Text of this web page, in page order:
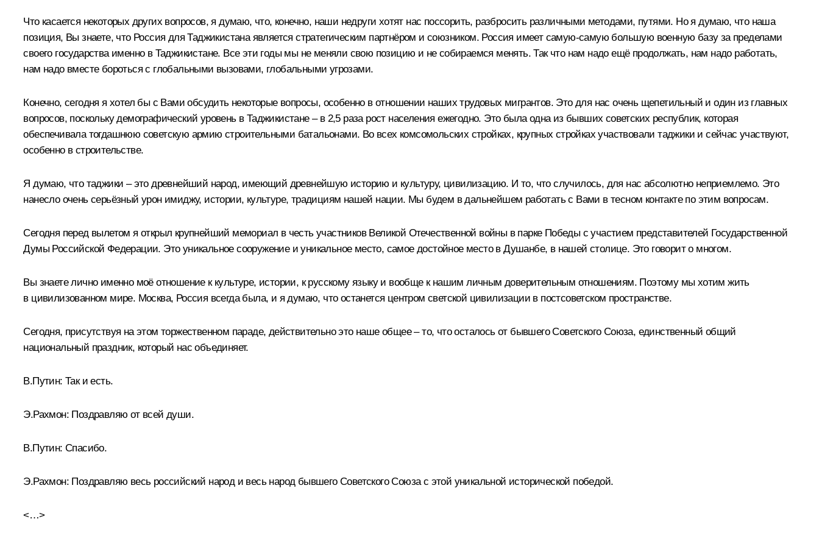
Что касается некоторых других вопросов, я думаю, что, конечно, наши недруги хотят нас поссорить, разбросить различными методами, путями. Но я думаю, что наша
позиция, Вы знаете, что Россия для Таджикистана является стратегическим партнёром и союзником. Россия имеет самую-самую большую военную базу за пределами
своего государства именно в Таджикистане. Все эти годы мы не меняли свою позицию и не собираемся менять. Так что нам надо ещё продолжать, нам надо работать,
нам надо вместе бороться с глобальными вызовами, глобальными угрозами.
Конечно, сегодня я хотел бы с Вами обсудить некоторые вопросы, особенно в отношении наших трудовых мигрантов. Это для нас очень щепетильный и один из главных
вопросов, поскольку демографический уровень в Таджикистане – в 2,5 раза рост населения ежегодно. Это была одна из бывших советских республик, которая
обеспечивала тогдашнюю советскую армию строительными батальонами. Во всех комсомольских стройках, крупных стройках участвовали таджики и сейчас участвуют,
особенно в строительстве.
Я думаю, что таджики – это древнейший народ, имеющий древнейшую историю и культуру, цивилизацию. И то, что случилось, для нас абсолютно неприемлемо. Это
нанесло очень серьёзный урон имиджу, истории, культуре, традициям нашей нации. Мы будем в дальнейшем работать с Вами в тесном контакте по этим вопросам.
Сегодня перед вылетом я открыл крупнейший мемориал в честь участников Великой Отечественной войны в парке Победы с участием представителей Государственной
Думы Российской Федерации. Это уникальное сооружение и уникальное место, самое достойное место в Душанбе, в нашей столице. Это говорит о многом.
Вы знаете лично именно моё отношение к культуре, истории, к русскому языку и вообще к нашим личным доверительным отношениям. Поэтому мы хотим жить
в цивилизованном мире. Москва, Россия всегда была, и я думаю, что останется центром светской цивилизации в постсоветском пространстве.
Сегодня, присутствуя на этом торжественном параде, действительно это наше общее – то, что осталось от бывшего Советского Союза, единственный общий
национальный праздник, который нас объединяет.
В.Путин: Так и есть.
Э.Рахмон: Поздравляю от всей души.
В.Путин: Спасибо.
Э.Рахмон: Поздравляю весь российский народ и весь народ бывшего Советского Союза с этой уникальной исторической победой.
<…>